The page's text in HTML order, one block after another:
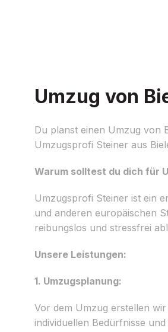
Umzug von
Du planst einen Umzug von
Umzugsprofi Steiner aus
Warum solltest du dich für
Umzugsprofi Steiner ist ein
und anderen europäischen
reibungslos und stressfrei
Unsere Leistungen:
1. Umzugsplanung:
Vor dem Umzug erstellen
individuellen Bedürfnisse